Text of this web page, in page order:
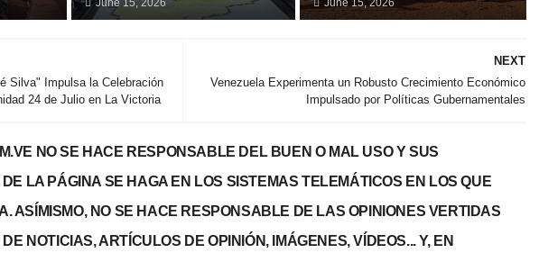
June 15, 2026 June 15, 2026
NEXT
Venezuela Experimenta un Robusto Crecimiento Económico
Impulsado por Políticas Gubernamentales
Silva" Impulsa la Celebración
24 de Julio en La Victoria
NO SE HACE RESPONSABLE DEL BUEN O MAL USO Y SUS
LA PÁGINA SE HAGA EN LOS SISTEMAS TELEMÁTICOS EN LOS QUE
ASÍMISMO, NO SE HACE RESPONSABLE DE LAS OPINIONES VERTIDAS
NOTICIAS, ARTÍCULOS DE OPINIÓN, IMÁGENES, VÍDEOS... Y, EN